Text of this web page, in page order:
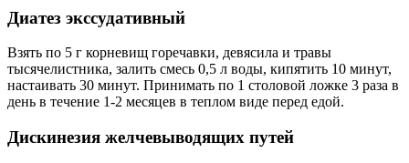
Диатез экссудативный
Взять по 5 г корневищ горечавки, девясила и травы
тысячелистника, залить смесь 0,5 л воды, кипятить 10 минут,
настаивать 30 минут. Принимать по 1 столовой ложке 3 раза в
день в течение 1-2 месяцев в теплом виде перед едой.
Дискинезия желчевыводящих путей